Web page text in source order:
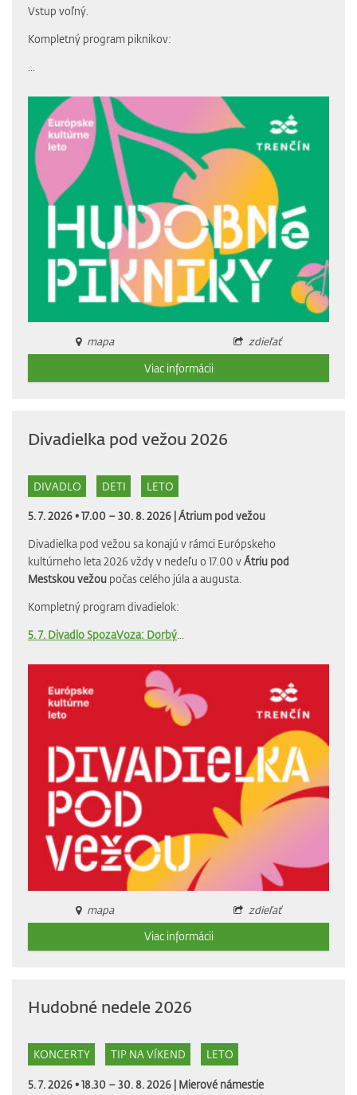
Vstup voľný.
Kompletný program piknikov:
mapa
zdieľať
Viac informácii
Divadielka pod vežou 2026
DIVADLO DETI LETO
5. 7. 2026 • 17.00 – 30. 8. 2026 |Átrium pod vežou
Divadielka pod vežou sa konajú v rámci Európskeho
kultúrneho leta 2026 vždy v nedeľu o 17.00 vÁtriu pod
Mestskou vežou počas celého júla a augusta.
Kompletný program divadielok:
5. 7. Divadlo SpozaVoza: Dorbý
mapa
zdieľať
Viac informácii
Hudobné nedele 2026
KONCERTY TIP NA VÍKEND LETO
5. 7. 2026 • 18.30 – 30. 8. 2026 | Mierové námestie